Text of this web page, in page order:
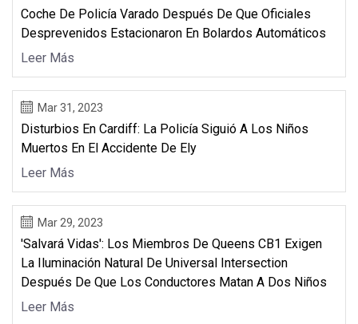
Coche De Policía Varado Después De Que Oficiales
Desprevenidos Estacionaron En Bolardos Automáticos
Leer Más
Mar 31, 2023
Disturbios En Cardiff: La Policía Siguió A Los Niños
Muertos En El Accidente De Ely
Leer Más
Mar 29, 2023
'Salvará Vidas': Los Miembros De Queens CB1 Exigen
La Iluminación Natural De Universal Intersection
Después De Que Los Conductores Matan A Dos Niños
Leer Más